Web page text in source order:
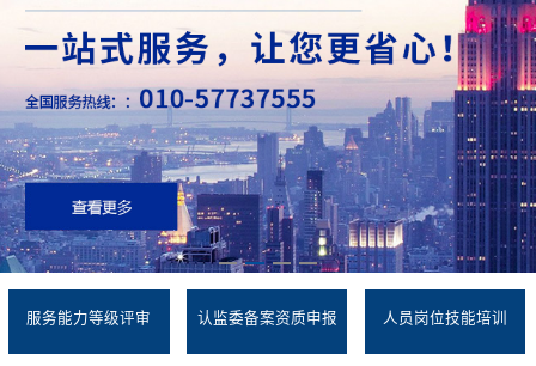
服务能力等级评审 认监委备案资质申报 人员岗位技能培训